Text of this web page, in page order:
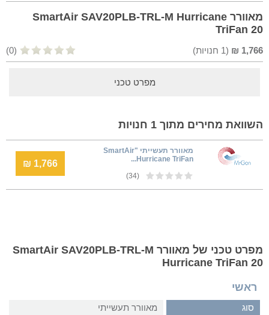
מאוורר SmartAir SAV20PLB-TRL-M Hurricane
TriFan 20
1,766
₪
(
1 חנויות) (0)
מפרט טכני
השוואת מחירים מתוך 1 חנויות
מאוורר תעשייתי "SmartAir
Hurricane TriFan...
(34)
1,766 ₪
מפרט טכני של מאוורר SmartAir SAV20PLB-TRL-M
Hurricane TriFan 20
ראשי
סוג מאוורר תעשייתי